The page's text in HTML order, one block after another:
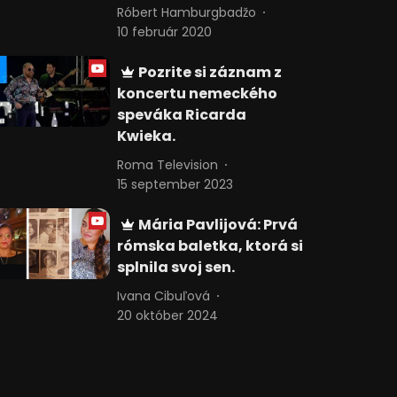
Róbert Hamburgbadžo
10 február 2020
Pozrite si záznam z
koncertu nemeckého
speváka Ricarda
Kwieka.
Roma Television
15 september 2023
Mária Pavlijová: Prvá
rómska baletka, ktorá si
splnila svoj sen.
Ivana Cibuľová
20 október 2024